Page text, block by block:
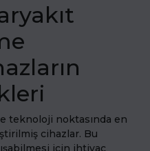
teknoloji noktasında en
cihazlar. Bu
için ihtiyaç